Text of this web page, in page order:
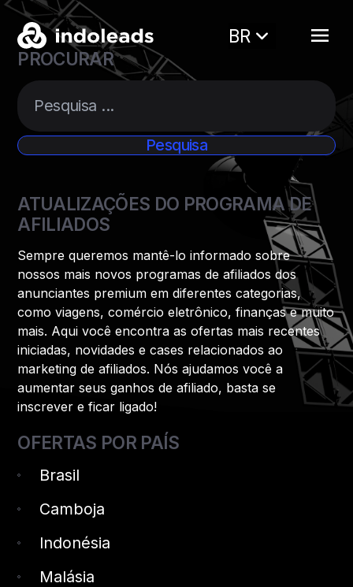
BR
PROCURAR
ATUALIZAÇÕES DO PROGRAMA DE
AFILIADOS
Sempre queremos mantê-lo informado sobre
nossos mais novos programas de afiliados dos
anunciantes premium em diferentes categorias,
como viagens, comércio eletrônico, finanças e muito
mais. Aqui você encontra as ofertas mais recentes
iniciadas, novidades e cases relacionados ao
marketing de afiliados. Nós ajudamos você a
aumentar seus ganhos de afiliado, basta se
inscrever e ficar ligado!
OFERTAS POR PAÍS
Brasil
Camboja
Indonésia
Malásia